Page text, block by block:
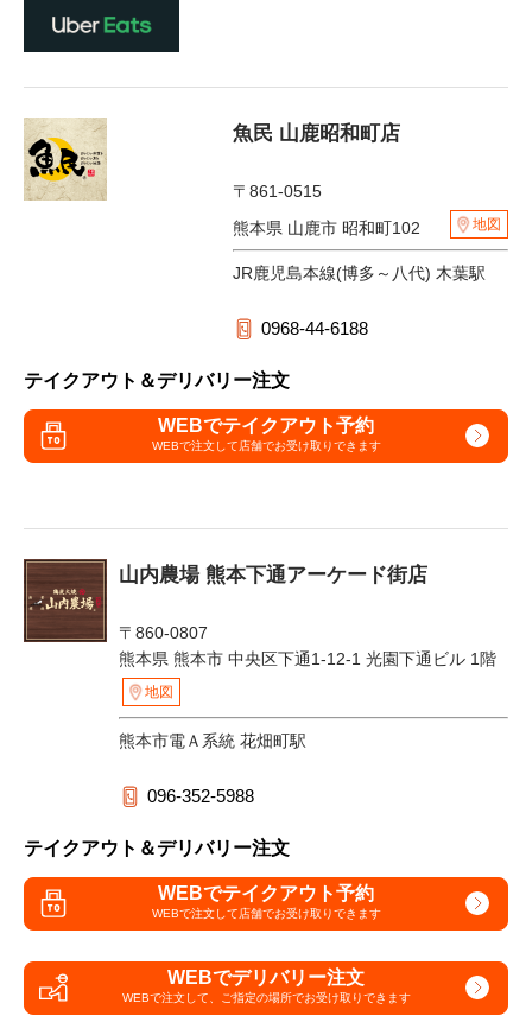
魚民 山鹿昭和町店
〒861-0515
熊本県 山鹿市 昭和町102
地図
JR鹿児島本線(博多～八代) 木葉駅
0968-44-6188
テイクアウト＆デリバリー注文
WEBでテイクアウト予約
WEBで注文して店舗でお受け取りできます
山内農場 熊本下通アーケード街店
〒860-0807
熊本県 熊本市 中央区下通1-12-1 光園下通ビル 1階
地図
熊本市電Ａ系統 花畑町駅
096-352-5988
テイクアウト＆デリバリー注文
WEBでテイクアウト予約
WEBで注文して店舗でお受け取りできます
WEBでデリバリー注文
WEBで注文して、 ご指定の場所でお受け取りできます